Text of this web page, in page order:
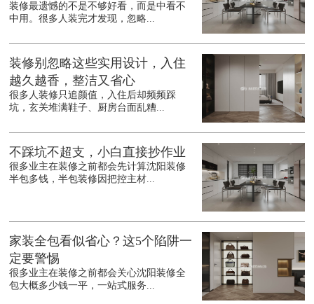
装修最遗憾的不是不够好看，而是中看不
中用。很多人装完才发现，忽略...
装修别忽略这些实用设计，入住
越久越香，整洁又省心
很多人装修只追颜值，入住后却频频踩
坑，玄关堆满鞋子、厨房台面乱糟...
不踩坑不超支，小白直接抄作业
很多业主在装修之前都会先计算沈阳装修
半包多钱，半包装修因把控主材...
家装全包看似省心？这5个陷阱一
定要警惕
很多业主在装修之前都会关心沈阳装修全
包大概多少钱一平，一站式服务...